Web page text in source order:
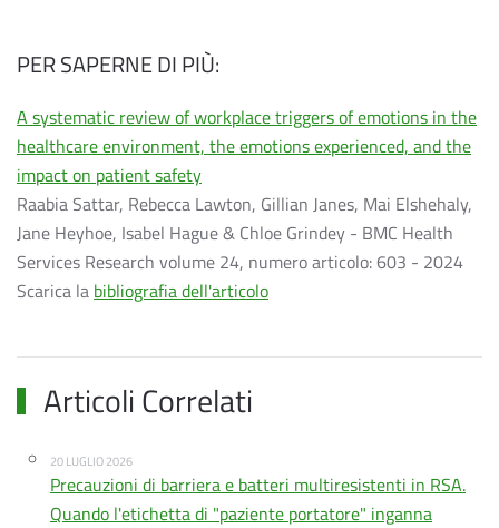
PER SAPERNE DI PIÙ:
A systematic review of workplace triggers of emotions in the
healthcare environment, the emotions experienced, and the
impact on patient safety
Raabia Sattar, Rebecca Lawton, Gillian Janes, Mai Elshehaly,
Jane Heyhoe, Isabel Hague & Chloe Grindey - BMC Health
Services Research volume 24, numero articolo: 603 - 2024
Scarica la bibliografia dell'articolo
Articoli Correlati
20 LUGLIO 2026
Precauzioni di barriera e batteri multiresistenti in RSA.
Quando l'etichetta di "paziente portatore" inganna